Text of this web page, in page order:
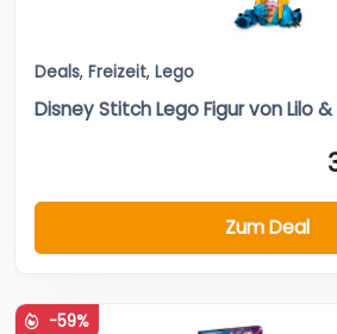
Deals, Freizeit, Lego
Disney Stitch Lego Figur von Lilo &
Zum Deal
-59%